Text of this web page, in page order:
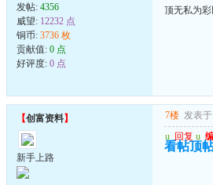
发帖: 4356
威望: 12232 点
铜币: 3736 枚
贡献值: 0 点
好评度: 0 点
顶无私为
【创富资料】
新手上路
7楼 发表于
u 回复 u
看帖顶